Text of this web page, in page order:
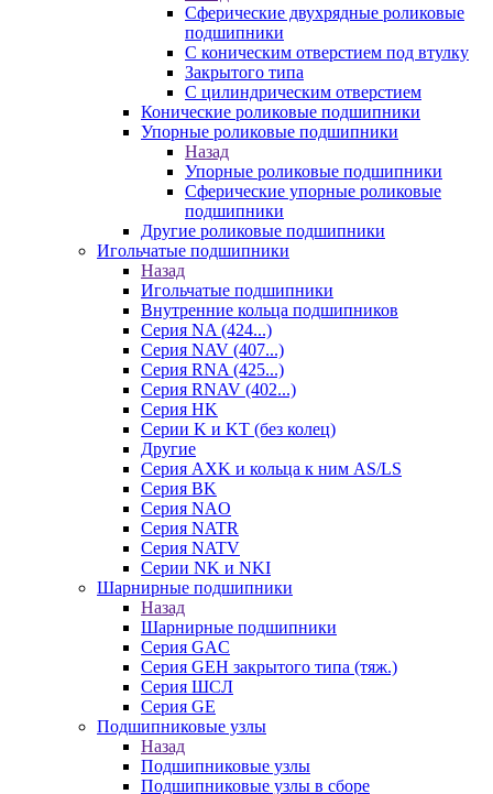
Сферические двухрядные роликовые
подшипники
С коническим отверстием под втулку
Закрытого типа
С цилиндрическим отверстием
Конические роликовые подшипники
Упорные роликовые подшипники
Назад
Упорные роликовые подшипники
Сферические упорные роликовые
подшипники
Другие роликовые подшипники
Игольчатые подшипники
Назад
Игольчатые подшипники
Внутренние кольца подшипников
Серия NA (424...)
Серия NAV (407...)
Серия RNA (425...)
Серия RNAV (402...)
Серия HK
Серии K и KT (без колец)
Другие
Серия AXK и кольца к ним AS/LS
Серия BK
Серия NAO
Серия NATR
Серия NATV
Серии NK и NKI
Шарнирные подшипники
Назад
Шарнирные подшипники
Серия GAC
Серия GEH закрытого типа (тяж.)
Серия ШСЛ
Серия GE
Подшипниковые узлы
Назад
Подшипниковые узлы
Подшипниковые узлы в сборе